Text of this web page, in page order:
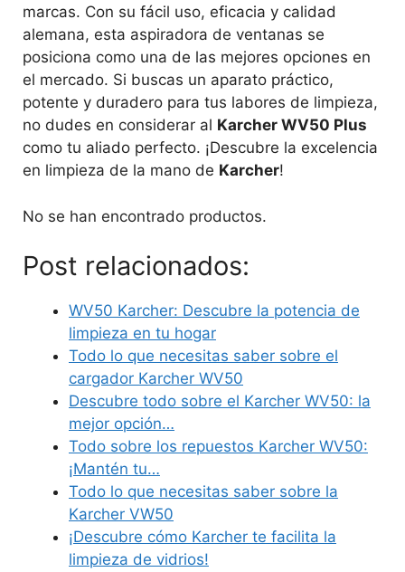
marcas. Con su fácil uso, eficacia y calidad
alemana, esta aspiradora de ventanas se
posiciona como una de las mejores opciones en
el mercado. Si buscas un aparato práctico,
potente y duradero para tus labores de limpieza,
no dudes en considerar al Karcher WV50 Plus
como tu aliado perfecto. ¡Descubre la excelencia
en limpieza de la mano de Karcher!
No se han encontrado productos.
Post relacionados:
WV50 Karcher: Descubre la potencia de
limpieza en tu hogar
Todo lo que necesitas saber sobre el
cargador Karcher WV50
Descubre todo sobre el Karcher WV50: la
mejor opción…
Todo sobre los repuestos Karcher WV50:
¡Mantén tu…
Todo lo que necesitas saber sobre la
Karcher VW50
¡Descubre cómo Karcher te facilita la
limpieza de vidrios!